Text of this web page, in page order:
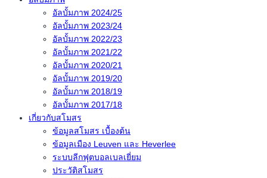
อัลบั้มภาพ 2024/25
อัลบั้มภาพ 2023/24
อัลบั้มภาพ 2022/23
อัลบั้มภาพ 2021/22
อัลบั้มภาพ 2020/21
อัลบั้มภาพ 2019/20
อัลบั้มภาพ 2018/19
อัลบั้มภาพ 2017/18
เกี่ยวกับสโมสร
ข้อมูลสโมสร เบื้องต้น
ข้อมูลเมือง Leuven และ Heverlee
ระบบลีกฟุตบอลเบลเยี่ยม
ประวัติสโมสร